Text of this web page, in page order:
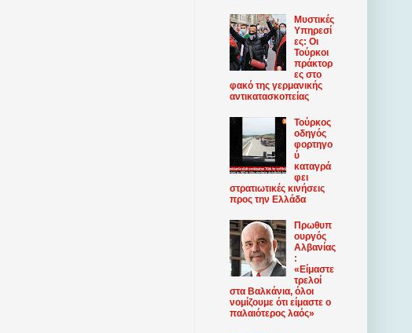
Μυστικές
Υπηρεσί
ες: Οι
Τούρκοι
πράκτορ
ες στο
φακό της γερμανικής
αντικατασκοπείας
Τούρκος
οδηγός
φορτηγο
ύ
καταγρά
φει
στρατιωτικές κινήσεις
προς την Ελλάδα
Πρωθυπ
ουργός
Αλβανίας
:
«Είμαστε
τρελοί
στα Βαλκάνια, όλοι
νομίζουμε ότι είμαστε ο
παλαιότερος λαός»